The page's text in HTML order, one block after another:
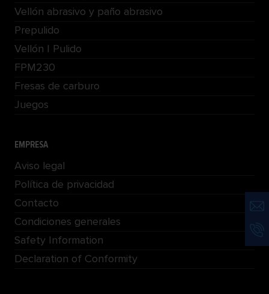
Vellón abrasivo y paño abrasivo
Prepulido
Vellón | Pulido
FPM230
Fresas de carburo
Juegos
EMPRESA
Aviso legal
Política de privacidad
Contacto
Condiciones generales
Safety Information
Declaration of Conformity